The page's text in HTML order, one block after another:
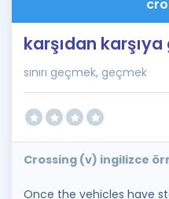
İngilizce Gramer
karşıdan
sınırı geçmek, geçmek
Crossing (v) ingilizce
Once the vehicles have